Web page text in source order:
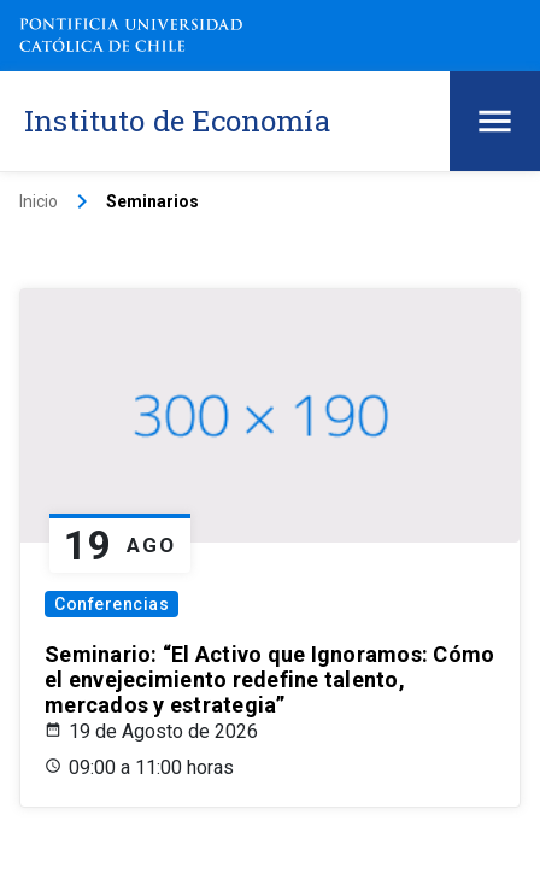
Instituto de Economía
Inicio keyboard_arrow_right Seminarios
19 AGO
Conferencias
Seminario: “El Activo que Ignoramos: Cómo
el envejecimiento redefine talento,
mercados y estrategia”
19 de Agosto de 2026
09:00 a 11:00 horas